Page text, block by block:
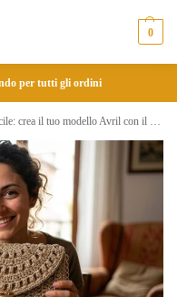
0
per tutti gli ordini
tuo modello Avril con il punto Puff e Lurex